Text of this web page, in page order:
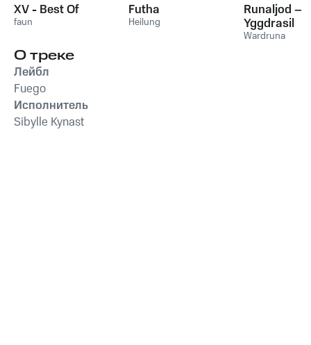
XV - Best Of
faun
Futha
Heilung
Runaljod –
Yggdrasil
Wardruna
О треке
Лейбл
Fuego
Исполнитель
Sibylle Kynast